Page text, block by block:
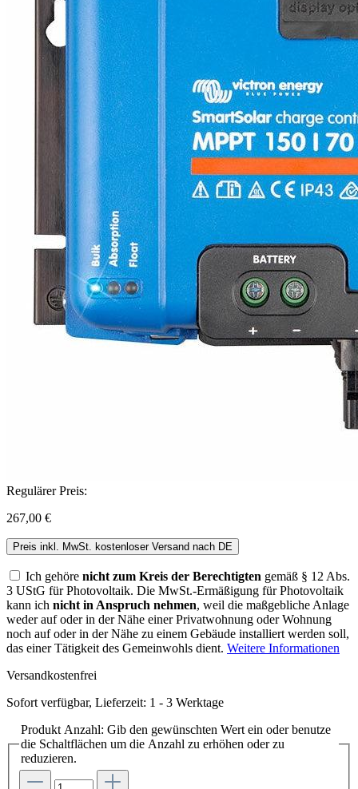
Regulärer Preis:
267,00 €
Preis inkl. MwSt. kostenloser Versand nach DE
Ich gehöre nicht zum Kreis der Berechtigten gemäß § 12 Abs.
3 UStG für Photovoltaik. Die MwSt.-Ermäßigung für Photovoltaik
kann ich nicht in Anspruch nehmen, weil die maßgebliche Anlage
weder auf oder in der Nähe einer Privatwohnung oder Wohnung
noch auf oder in der Nähe zu einem Gebäude installiert werden soll,
das einer Tätigkeit des Gemeinwohls dient. Weitere Informationen
Versandkostenfrei
Sofort verfügbar, Lieferzeit: 1 - 3 Werktage
Produkt Anzahl: Gib den gewünschten Wert ein oder benutze
die Schaltflächen um die Anzahl zu erhöhen oder zu
reduzieren.